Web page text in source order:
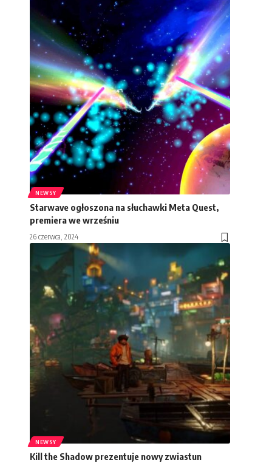
NEWSY
Starwave ogłoszona na słuchawki Meta Quest,
premiera we wrześniu
26 czerwca, 2024
NEWSY
Kill the Shadow prezentuje nowy zwiastun